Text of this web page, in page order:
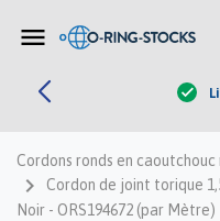
menu
check
Cordons ronds en
navigate_next
Cordon de joint torique
Noir - ORS194672 (par Mètre)